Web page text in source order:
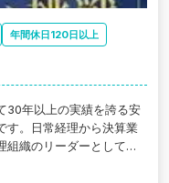
年間休日120日以上
30年以上の実績を誇る安
す。日常経理から決算業
組織のリーダーとして活